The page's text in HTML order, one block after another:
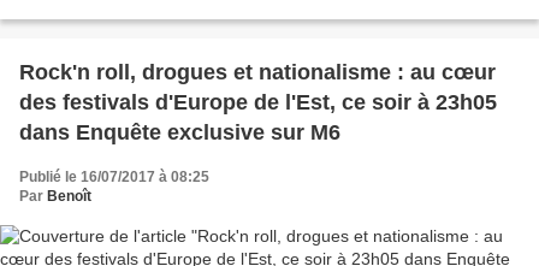
Rock'n roll, drogues et nationalisme : au cœur
des festivals d'Europe de l'Est, ce soir à 23h05
dans Enquête exclusive sur M6
Publié le 16/07/2017 à 08:25
Par Benoît